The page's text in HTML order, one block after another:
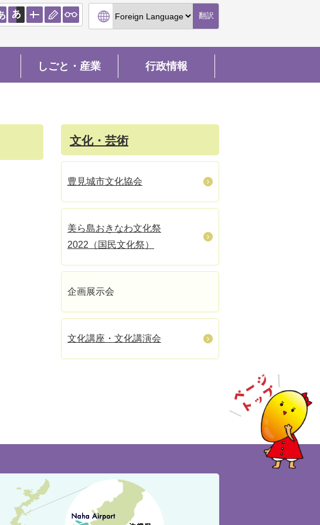
翻訳
しごと・産業 行政情報
文化・芸術
豊見城市文化協会
美ら島おきなわ文化祭
2022（国民文化祭）
企画展示会
文化講座・文化講演会